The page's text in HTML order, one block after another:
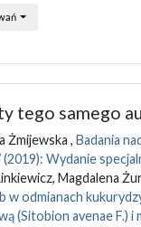
tego samego
Żmijewska , Badania
(2019): Wydanie
Magdalena
w odmianach
(Sitobion avenae F.)